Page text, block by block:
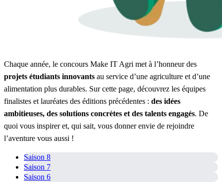
Chaque année, le concours Make IT Agri met à l’honneur des
projets étudiants innovants au service d’une agriculture et d’une
alimentation plus durables. Sur cette page, découvrez les équipes
finalistes et lauréates des éditions précédentes : des idées
ambitieuses, des solutions concrètes et des talents engagés. De
quoi vous inspirer et, qui sait, vous donner envie de rejoindre
l’aventure vous aussi !
Saison 8
Saison 7
Saison 6